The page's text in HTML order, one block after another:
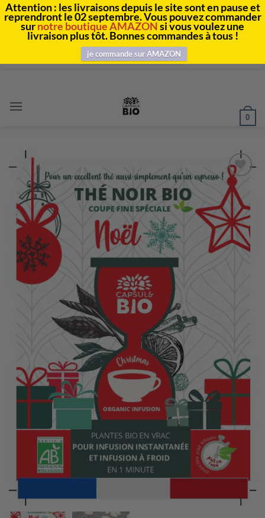
Attention : les livraisons depuis le site sont en pause et
reprendront le 02 septembre. Vous pouvez commander
surnotre boutique AMAZONsi vous voulez une
livraison plus tôt. Bonnes commandes à tous !
je commande sur AMAZON
contenu
0
Ajouter
à la
liste
d’envies